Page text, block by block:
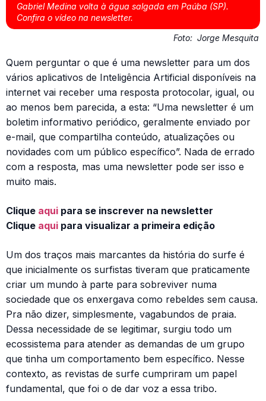
Gabriel Medina volta à água salgada em Paúba (SP).
Confira o vídeo na newsletter.
Foto: Jorge Mesquita
Quem perguntar o que é uma newsletter para um dos
vários aplicativos de Inteligência Artificial disponíveis na
internet vai receber uma resposta protocolar, igual, ou
ao menos bem parecida, a esta: “Uma newsletter é um
boletim informativo periódico, geralmente enviado por
e-mail, que compartilha conteúdo, atualizações ou
novidades com um público específico”. Nada de errado
com a resposta, mas uma newsletter pode ser isso e
muito mais.
Clique aqui para se inscrever na newsletter
Clique aqui para visualizar a primeira edição
Um dos traços mais marcantes da história do surfe é
que inicialmente os surfistas tiveram que praticamente
criar um mundo à parte para sobreviver numa
sociedade que os enxergava como rebeldes sem causa.
Pra não dizer, simplesmente, vagabundos de praia.
Dessa necessidade de se legitimar, surgiu todo um
ecossistema para atender as demandas de um grupo
que tinha um comportamento bem específico. Nesse
contexto, as revistas de surfe cumpriram um papel
fundamental, que foi o de dar voz a essa tribo.